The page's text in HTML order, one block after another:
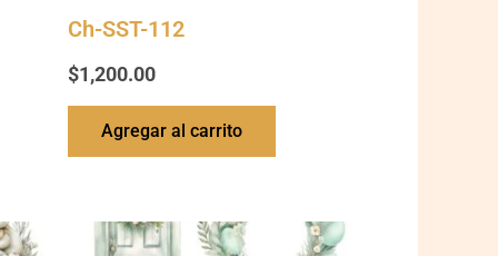
Ch-SST-112
$1,200.00
Agregar al carrito